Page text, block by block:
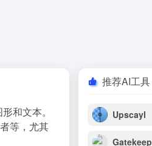
和文本。
等，尤其
推荐AI工具
Upscayl
Gatekeep